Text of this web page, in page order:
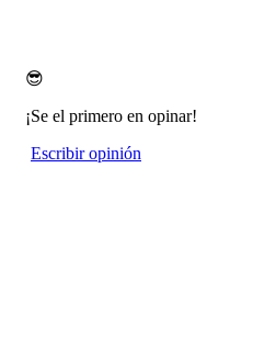
😎
¡Se el primero en opinar!
Escribir opinión